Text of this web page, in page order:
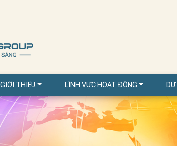
GIỚI THIỆU LĨNH VỰC HOẠT ĐỘNG